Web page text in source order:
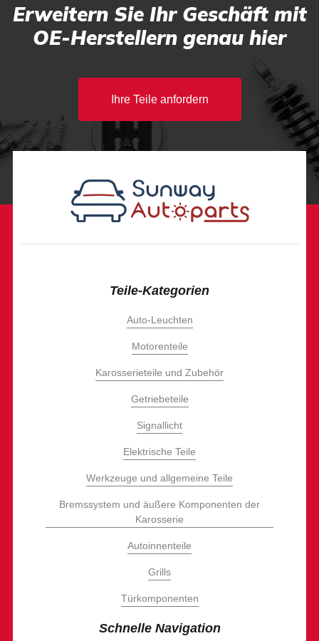
Erweitern Sie Ihr Geschäft mit
OE-Herstellern genau hier
Ihre Teile anfordern
Teile-Kategorien
Auto-Leuchten
Motorenteile
Karosserieteile und Zubehör
Getriebeteile
Signallicht
Elektrische Teile
Werkzeuge und allgemeine Teile
Bremssystem und äußere Komponenten der
Karosserie
Autoinnenteile
Grills
Türkomponenten
Schnelle Navigation